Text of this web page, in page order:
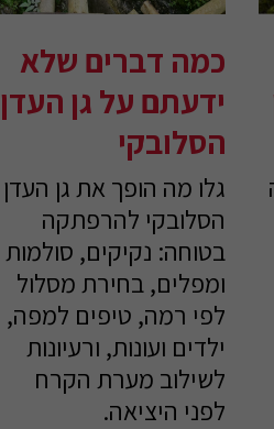
כמה דברים שלא
ידעתם על גן העדן
הסלובקי
גלו מה הופך את גן העדן
הסלובקי להרפתקה
בטוחה: נקיקים, סולמות
ומפלים, בחירת מסלול
לפי רמה, טיפים למפה,
ילדים ועונות, ורעיונות
לשילוב מערת הקרח
לפני היציאה.